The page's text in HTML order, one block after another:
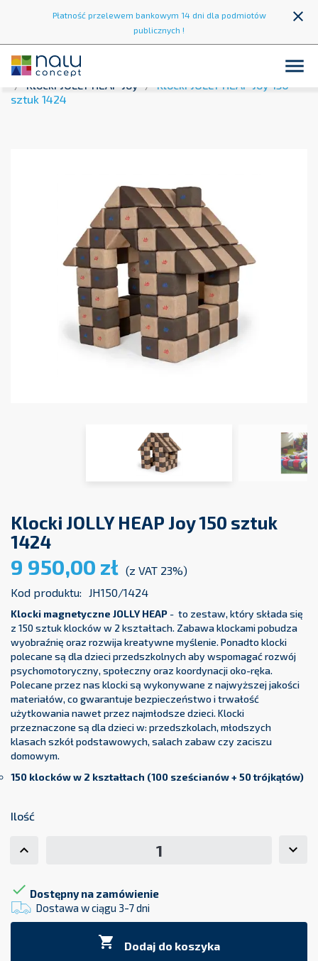
Płatność przelewem bankowym 14 dni dla podmiotów
publicznych !
close

Strona główna
Klocki Magnetyczne
Klocki JOLLY HEAP Joy
Klocki JOLLY HEAP Joy 150
sztuk 1424
Klocki JOLLY HEAP Joy 150 sztuk
1424
9 950,00 zł (z VAT 23%)
Kod produktu:
JH150/1424
Klocki magnetyczne JOLLY HEAP - to zestaw, który składa się
z 150 sztuk klocków w 2 kształtach. Zabawa klockami pobudza
wyobraźnię oraz rozwija kreatywne myślenie. Ponadto klocki
polecane są dla dzieci przedszkolnych aby wspomagać rozwój
psychomotoryczny, społeczny oraz koordynacji oko-ręka.
Polecane przez nas klocki są wykonywane z najwyższej jakości
materiałów, co gwarantuje bezpieczeństwo i trwałość
użytkowania nawet przez najmłodsze dzieci. Klocki
przeznaczone są dla dzieci w: przedszkolach, młodszych
klasach szkół podstawowych, salach zabaw czy zaciszu
domowym.
150 klocków w 2 kształtach (100 sześcianów + 50 trójkątów)
Ilość
 Dostępny na zamówienie
Dostawa w ciągu 3-7 dni
 Dodaj do koszyka